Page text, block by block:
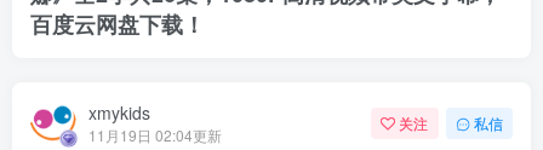
百度云网盘下载！
xmykids
11月19日 02:04更新
关注 私信